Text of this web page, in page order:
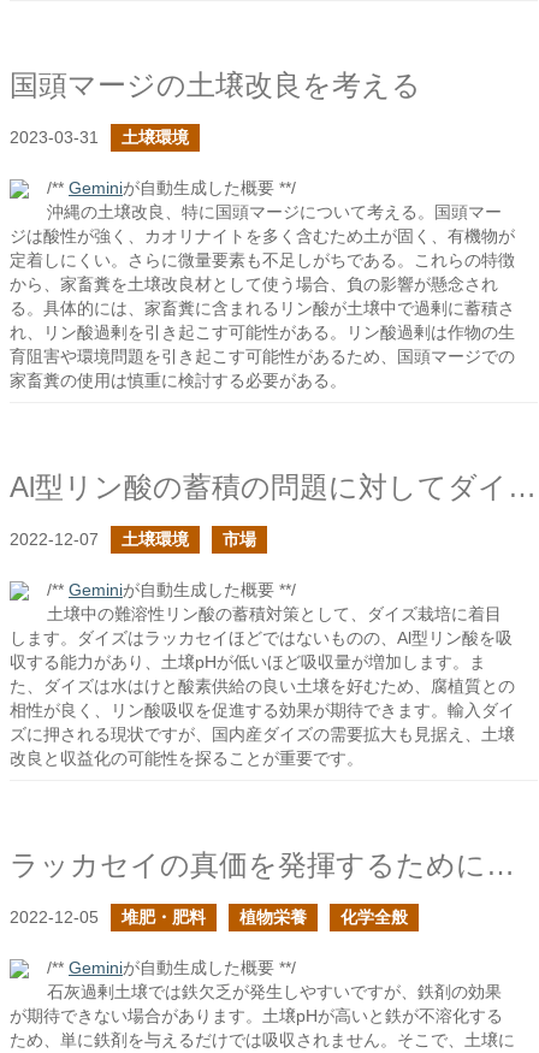
国頭マージの土壌改良を考える
2023-03-31 土壌環境
/** Geminiが自動生成した概要 **/
沖縄の土壌改良、特に国頭マージについて考える。国頭マー
ジは酸性が強く、カオリナイトを多く含むため土が固く、有機物が
定着しにくい。さらに微量要素も不足しがちである。これらの特徴
から、家畜糞を土壌改良材として使う場合、負の影響が懸念され
る。具体的には、家畜糞に含まれるリン酸が土壌中で過剰に蓄積さ
れ、リン酸過剰を引き起こす可能性がある。リン酸過剰は作物の生
育阻害や環境問題を引き起こす可能性があるため、国頭マージでの
家畜糞の使用は慎重に検討する必要がある。
Al型リン酸の蓄積の問題に対してダイズの栽培はどうだろう？
2022-12-07 土壌環境 市場
/** Geminiが自動生成した概要 **/
土壌中の難溶性リン酸の蓄積対策として、ダイズ栽培に着目
します。ダイズはラッカセイほどではないものの、Al型リン酸を吸
収する能力があり、土壌pHが低いほど吸収量が増加します。ま
た、ダイズは水はけと酸素供給の良い土壌を好むため、腐植質との
相性が良く、リン酸吸収を促進する効果が期待できます。輸入ダイ
ズに押される現状ですが、国内産ダイズの需要拡大も見据え、土壌
改良と収益化の可能性を探ることが重要です。
ラッカセイの真価を発揮するために石灰施肥に注意する必要がありそうだ
2022-12-05 堆肥・肥料 植物栄養 化学全般
/** Geminiが自動生成した概要 **/
石灰過剰土壌では鉄欠乏が発生しやすいですが、鉄剤の効果
が期待できない場合があります。土壌pHが高いと鉄が不溶化する
ため、単に鉄剤を与えるだけでは吸収されません。そこで、土壌に